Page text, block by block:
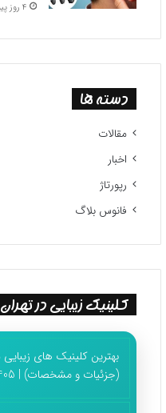
4 روز پیش
دسته ها
مقالات
اخبار
رپورتاژ
فانوس بلاگ
کلینیک زیبایی در تهران
(جزئیات و مشخصات) | 1405